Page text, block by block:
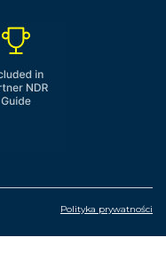
Polityka prywatności